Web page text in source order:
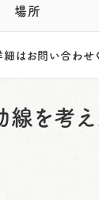
場所
はお問い合わせ
を考え